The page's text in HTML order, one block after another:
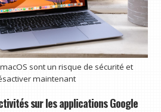
sont un risque de sécurité et
maintenant
sur les applications Google